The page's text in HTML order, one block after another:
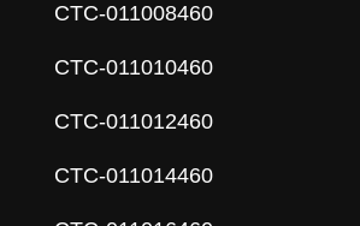
СTC-011008460
СTC-011010460
СTC-011012460
СTC-011014460